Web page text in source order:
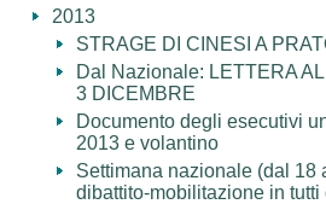
2013
STRAGE DI CINESI A
Dal Nazionale: LETTERA
3 DICEMBRE
Documento degli esecutivi
2013 e volantino
Settimana nazionale (dal 18
dibattito-mobilitazione in tutti